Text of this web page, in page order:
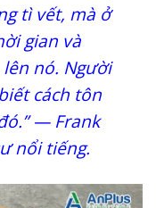
tì vết, mà ở
gian và
nó. Người
cách tôn
— Frank
nổi tiếng.